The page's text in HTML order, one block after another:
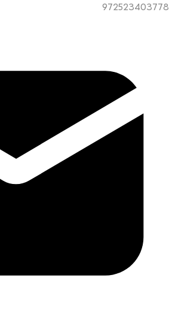
972523403778